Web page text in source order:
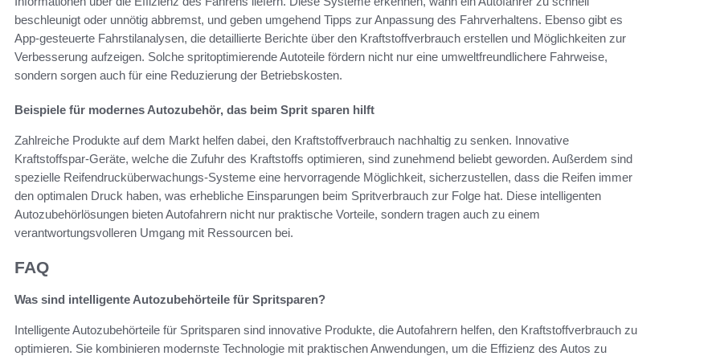
beschleunigt oder unnötig abbremst, und geben umgehend Tipps zur Anpassung des Fahrverhaltens. Ebenso gibt es
App-gesteuerte Fahrstilanalysen, die detaillierte Berichte über den Kraftstoffverbrauch erstellen und Möglichkeiten zur
Verbesserung aufzeigen. Solche spritoptimierende Autoteile fördern nicht nur eine umweltfreundlichere Fahrweise,
sondern sorgen auch für eine Reduzierung der Betriebskosten.
Beispiele für modernes Autozubehör, das beim Sprit sparen hilft
Zahlreiche Produkte auf dem Markt helfen dabei, den Kraftstoffverbrauch nachhaltig zu senken. Innovative
Kraftstoffspar-Geräte, welche die Zufuhr des Kraftstoffs optimieren, sind zunehmend beliebt geworden. Außerdem sind
spezielle Reifendrucküberwachungs-Systeme eine hervorragende Möglichkeit, sicherzustellen, dass die Reifen immer
den optimalen Druck haben, was erhebliche Einsparungen beim Spritverbrauch zur Folge hat. Diese intelligenten
Autozubehörlösungen bieten Autofahrern nicht nur praktische Vorteile, sondern tragen auch zu einem
verantwortungsvolleren Umgang mit Ressourcen bei.
FAQ
Was sind intelligente Autozubehörteile für Spritsparen?
Intelligente Autozubehörteile für Spritsparen sind innovative Produkte, die Autofahrern helfen, den Kraftstoffverbrauch zu
optimieren. Sie kombinieren modernste Technologie mit praktischen Anwendungen, um die Effizienz des Autos zu